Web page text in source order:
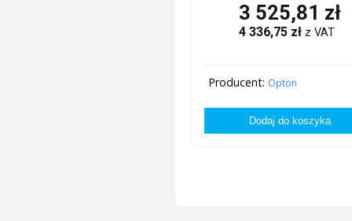
3 525,81 zł
4 336,75 zł z VAT
Producent: Opton